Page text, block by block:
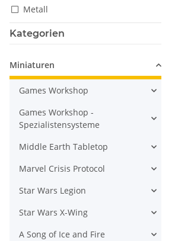
Metall
Kategorien
Miniaturen
Games Workshop
Games Workshop -
Spezialistensysteme
Middle Earth Tabletop
Marvel Crisis Protocol
Star Wars Legion
Star Wars X-Wing
A Song of Ice and Fire